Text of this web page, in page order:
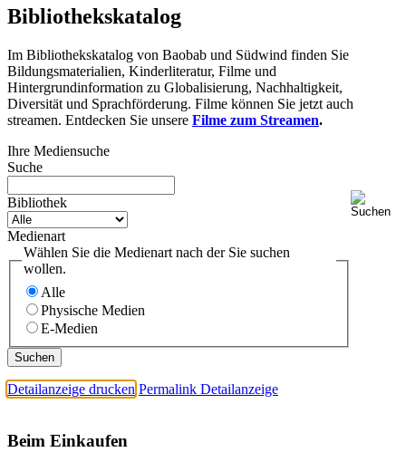
Bibliothekskatalog
Im Bibliothekskatalog von Baobab und Südwind finden Sie
Bildungsmaterialien, Kinderliteratur, Filme und
Hintergrundinformation zu Globalisierung, Nachhaltigkeit,
Diversität und Sprachförderung. Filme können Sie jetzt auch
streamen. Entdecken Sie unsere Filme zum Streamen.
Ihre Mediensuche
Suche
Bibliothek
Medienart
Wählen Sie die Medienart nach der Sie suchen
wollen.
Alle
Physische Medien
E-Medien
Detailanzeige drucken Permalink Detailanzeige
Beim Einkaufen